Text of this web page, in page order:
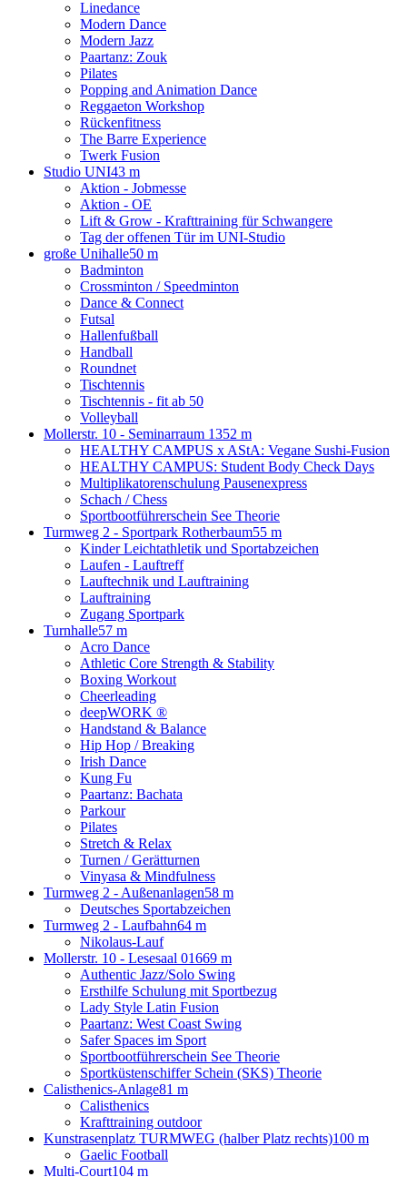
Linedance
Modern Dance
Modern Jazz
Paartanz: Zouk
Pilates
Popping and Animation Dance
Reggaeton Workshop
Rückenfitness
The Barre Experience
Twerk Fusion
Studio UNI43 m
Aktion - Jobmesse
Aktion - OE
Lift & Grow - Krafttraining für Schwangere
Tag der offenen Tür im UNI-Studio
große Unihalle50 m
Badminton
Crossminton / Speedminton
Dance & Connect
Futsal
Hallenfußball
Handball
Roundnet
Tischtennis
Tischtennis - fit ab 50
Volleyball
Mollerstr. 10 - Seminarraum 1352 m
HEALTHY CAMPUS x AStA: Vegane Sushi-Fusion
HEALTHY CAMPUS: Student Body Check Days
Multiplikatorenschulung Pausenexpress
Schach / Chess
Sportbootführerschein See Theorie
Turmweg 2 - Sportpark Rotherbaum55 m
Kinder Leichtathletik und Sportabzeichen
Laufen - Lauftreff
Lauftechnik und Lauftraining
Lauftraining
Zugang Sportpark
Turnhalle57 m
Acro Dance
Athletic Core Strength & Stability
Boxing Workout
Cheerleading
deepWORK ®
Handstand & Balance
Hip Hop / Breaking
Irish Dance
Kung Fu
Paartanz: Bachata
Parkour
Pilates
Stretch & Relax
Turnen / Gerätturnen
Vinyasa & Mindfulness
Turmweg 2 - Außenanlagen58 m
Deutsches Sportabzeichen
Turmweg 2 - Laufbahn64 m
Nikolaus-Lauf
Mollerstr. 10 - Lesesaal 01669 m
Authentic Jazz/Solo Swing
Ersthilfe Schulung mit Sportbezug
Lady Style Latin Fusion
Paartanz: West Coast Swing
Safer Spaces im Sport
Sportbootführerschein See Theorie
Sportküstenschiffer Schein (SKS) Theorie
Calisthenics-Anlage81 m
Calisthenics
Krafttraining outdoor
Kunstrasenplatz TURMWEG (halber Platz rechts)100 m
Gaelic Football
Multi-Court104 m